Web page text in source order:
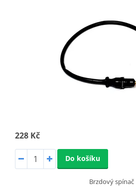
228 Kč
Do košíku
Brzdový spínač